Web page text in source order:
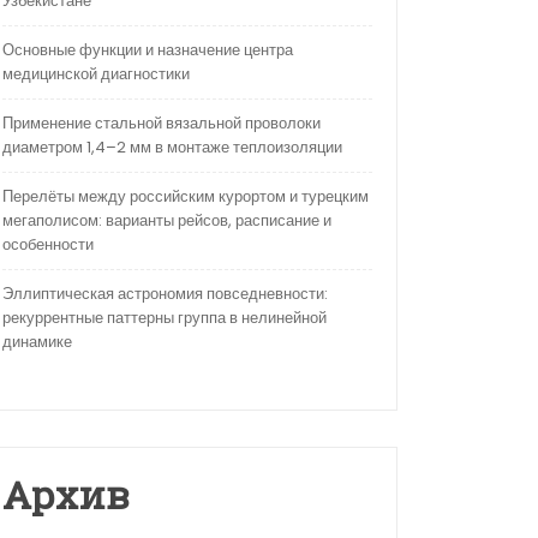
Основные функции и назначение центра
медицинской диагностики
Применение стальной вязальной проволоки
диаметром 1,4–2 мм в монтаже теплоизоляции
Перелёты между российским курортом и турецким
мегаполисом: варианты рейсов, расписание и
особенности
Эллиптическая астрономия повседневности:
рекуррентные паттерны группа в нелинейной
динамике
Архив